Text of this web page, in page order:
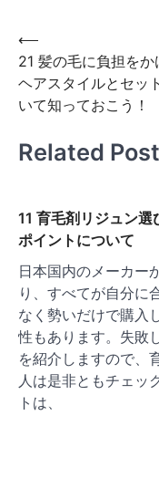
投
稿
ナ
ゲ
シ
ョ
ン
⟵
21 髪の毛に負担をか
ヘアスタイルとセッ
いて知っておこう！
Related
11 育毛剤リジュン
ポイントについて
日本国内のメーカー
り、すべてが自分に
なく勢いだけで購入
性もあります。失敗
を紹介しますので、
人は是非ともチェッ
トは、